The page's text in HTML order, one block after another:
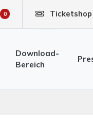
0 Ticketshop
Download-
Bereich